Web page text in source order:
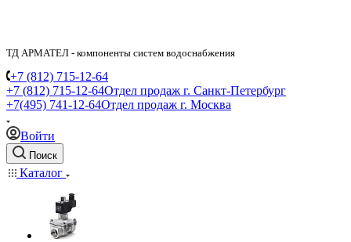
ТД АРМАТЕЛ - компоненты систем водоснабжения
+7 (812) 715-12-64
+7 (812) 715-12-64Отдел продаж г. Санкт-Петербург
+7(495) 741-12-64Отдел продаж г. Москва
Войти
Поиск
Каталог